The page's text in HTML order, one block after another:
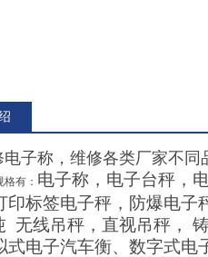
电子称，维修各类厂家不同
格有： 电子称，电子台秤，
印标签电子秤，防爆电子
无线吊秤，直视吊秤，
式电子汽车衡、数字式电